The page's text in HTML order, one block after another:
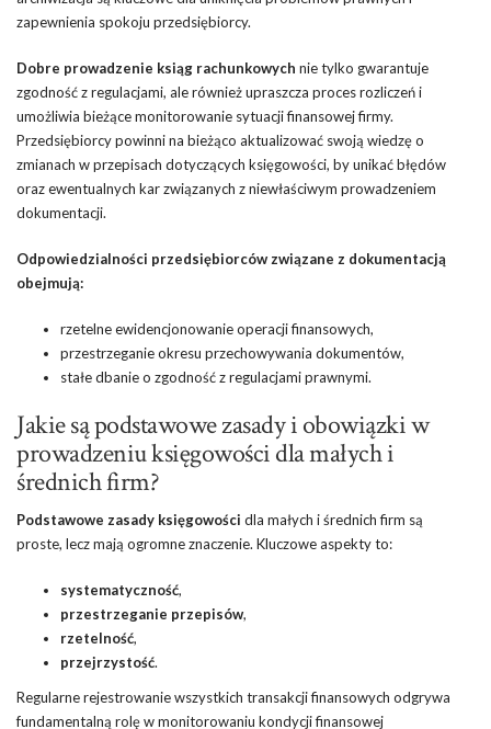
zapewnienia spokoju przedsiębiorcy.
Dobre prowadzenie ksiąg rachunkowych nie tylko gwarantuje
zgodność z regulacjami, ale również upraszcza proces rozliczeń i
umożliwia bieżące monitorowanie sytuacji finansowej firmy.
Przedsiębiorcy powinni na bieżąco aktualizować swoją wiedzę o
zmianach w przepisach dotyczących księgowości, by unikać błędów
oraz ewentualnych kar związanych z niewłaściwym prowadzeniem
dokumentacji.
Odpowiedzialności przedsiębiorców związane z dokumentacją
obejmują:
rzetelne ewidencjonowanie operacji finansowych,
przestrzeganie okresu przechowywania dokumentów,
stałe dbanie o zgodność z regulacjami prawnymi.
Jakie są podstawowe zasady i obowiązki w
prowadzeniu księgowości dla małych i
średnich firm?
Podstawowe zasady księgowości dla małych i średnich firm są
proste, lecz mają ogromne znaczenie. Kluczowe aspekty to:
systematyczność,
przestrzeganie przepisów,
rzetelność,
przejrzystość.
Regularne rejestrowanie wszystkich transakcji finansowych odgrywa
fundamentalną rolę w monitorowaniu kondycji finansowej